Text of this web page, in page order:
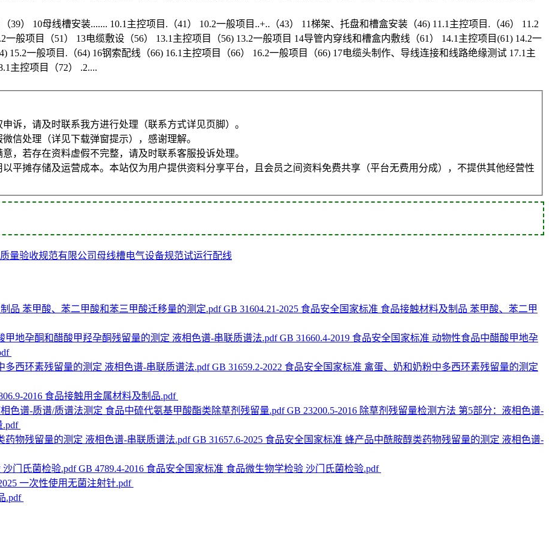
） 10母线槽安装....... 10.1主控项目.（41） 10.2一般项目..+..（43） 11梯架、托盘和槽盒安装（46) 11.1主控项目.（46） 11.2
般项目（51） 13电缆敷设（56） 13.1主控项目（56) 13.2一般项目 14导管内穿线和槽盒内敷线（61） 14.1主控项目(61) 14.2一
15.2一般项目.（64) 16钢索配线（66) 16.1主控项目（66） 16.2一般项目（66) 17电缆头制作、导线连接和线路绝缘测试 17.1主
主控项目（72） .2....
诉，请及时联系我方进行处理（联系方式详见页脚）。
信处理（详见下载弹窗提示），感谢理解。
，若存在资料虚假不完整，请及时联系客服投诉处理。
平摊存储及运营成本。本站仅为用户提供资料分享平台，且会员之间资料免费共享（平台无费用分成），不提供其他经营性
量验收规范有限公司 母线槽电气设备规范试运行配线
GB 31604.21-2025 食品安全国家标准 食品接触材料及制品 苯甲酸、苯二甲
GB 31660.4-2019 食品安全国家标准 动物性食品中醋酸甲地孕
GB 31659.2-2022 食品安全国家标准 禽蛋、奶和奶粉中多西环素残留量的测定
2016 食品接触用金属材料及制品.pdf
GB 23200.5-2016 除草剂残留量检测方法 第5部分：液相色谱-
.pdf
GB 31657.6-2025 食品安全国家标准 蜂产品中酰胺醇类药物残留量的测定 液相色谱-
GB 4789.4-2016 食品安全国家标准 食品微生物学检验 沙门氏菌检验.pdf
一次性使用无菌注射针.pdf
.pdf